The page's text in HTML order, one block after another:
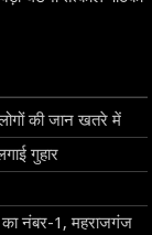
की जान खतरे में
गुहार
का नंबर-1, महराजगंज